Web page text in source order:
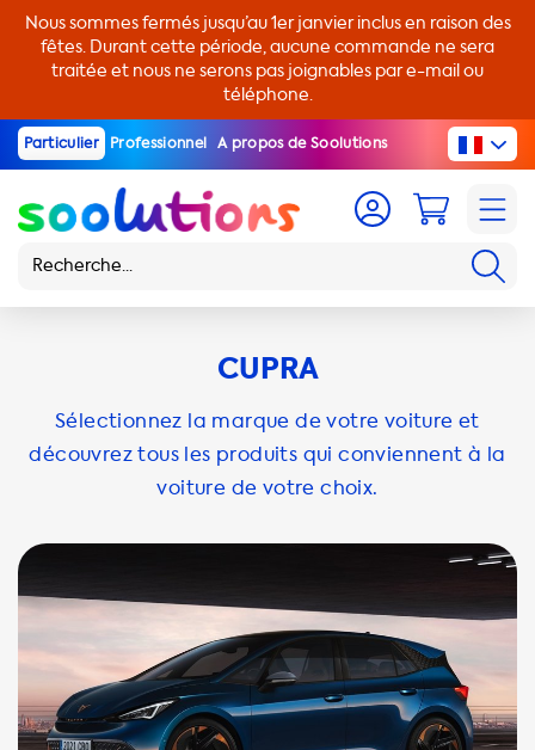
Nous sommes fermés jusqu’au 1er janvier inclus en raison des
fêtes. Durant cette période, aucune commande ne sera
traitée et nous ne serons pas joignables par e-mail ou
téléphone.
Particulier Professionnel A propos de Soolutions
CUPRA
Sélectionnez la marque de votre voiture et
découvrez tous les produits qui conviennent à la
voiture de votre choix.